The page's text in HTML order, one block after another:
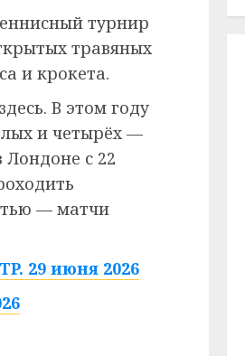
турнир
травяных
и крокета.
В этом году
и четырёх —
с 22
— матчи
29 июня 2026